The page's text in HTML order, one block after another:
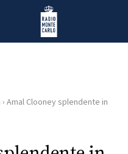
Radio Monte Carlo
› Amal Clooney splendente in